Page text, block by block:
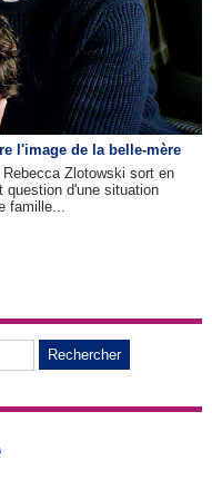
l'image de la belle-mère
Zlotowski sort en
question d'une situation
famille...